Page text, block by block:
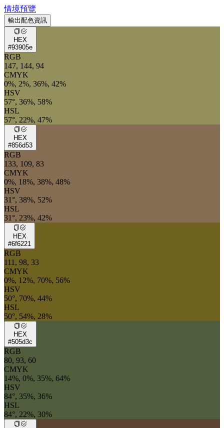
情境預覽
輸出配色資訊
HEX
#93905e
RGB
147, 144, 94
CMYK
0%, 2%, 36%, 42%
HSV
57°, 36%, 58%
HSL
57°, 22%, 47%
HEX
#856d53
RGB
133, 109, 83
CMYK
0%, 18%, 38%, 48%
HSV
31°, 38%, 52%
HSL
31°, 23%, 42%
HEX
#6f6221
RGB
111, 98, 33
CMYK
0%, 12%, 70%, 56%
HSV
50°, 70%, 44%
HSL
50°, 54%, 28%
HEX
#505d3c
RGB
80, 93, 60
CMYK
14%, 0%, 35%, 64%
HSV
84°, 35%, 36%
HSL
84°, 22%, 30%